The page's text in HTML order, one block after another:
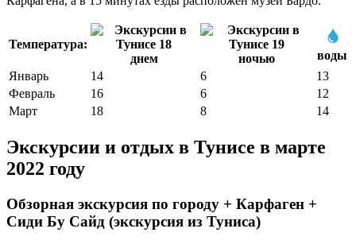
Температура:
днем
ночью
воды
Январь
14 6
13
Февраль
16 6
12
Март
18 8 14
Экскурсии и отдых в Тунисе в марте
2022 году
Обзорная экскурсия по городу + Карфаген +
Сиди Бу Сайд (экскурсия из Туниса)